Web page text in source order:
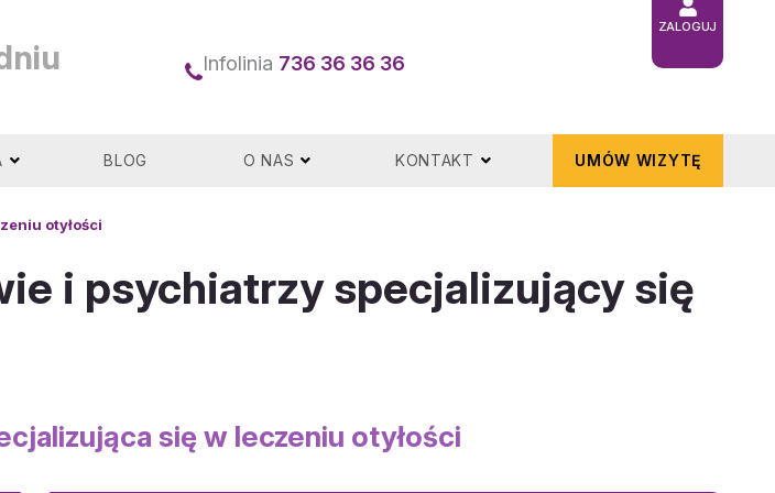
Infolinia 736 36 36 36
ZALOGUJ
BLOG O NAS KONTAKT UMÓW WIZYTĘ
otyłości
i psychiatrzy specjalizujący się
się w leczeniu otyłości